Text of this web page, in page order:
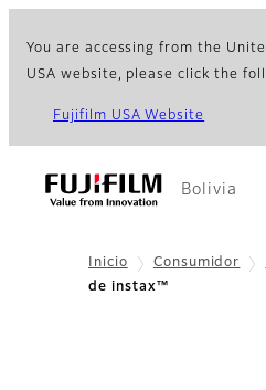
You are accessing from the
USA website, please click the
Fujifilm USA Website
Bolivia
Inicio Consumidor
de instax™